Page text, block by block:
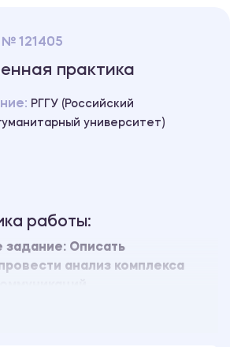
121405
практика
РГГУ (Российский
университет)
работы:
задание: Описать
анализ комплекса
на оценку «5» без доработок.